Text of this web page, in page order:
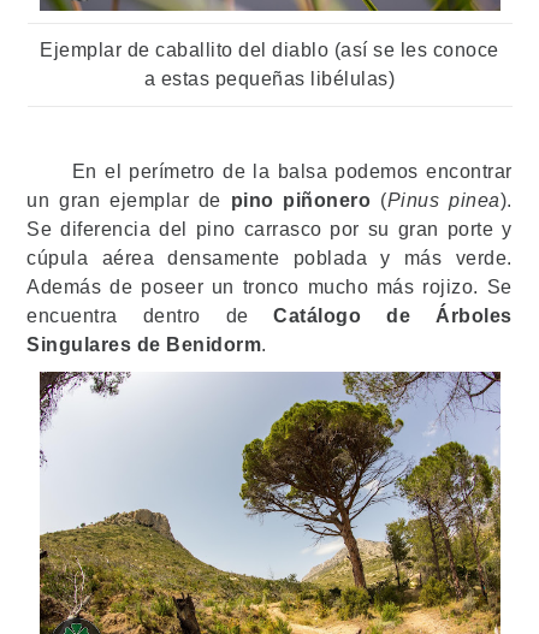
Ejemplar de caballito del diablo (así se les conoce
a estas pequeñas libélulas)
En el perímetro de la balsa podemos encontrar
un gran ejemplar de pino piñonero (Pinus pinea).
Se diferencia del pino carrasco por su gran porte y
cúpula aérea densamente poblada y más verde.
Además de poseer un tronco mucho más rojizo. Se
encuentra dentro deCatálogo de Árboles
Singulares de Benidorm.